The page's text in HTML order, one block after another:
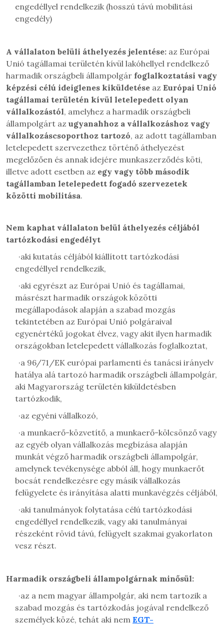
engedéllyel rendelkezik (hosszú távú mobilitási
engedély)
A vállalaton belüli áthelyezés jelentése: az Európai
Unió tagállamai területén kívül lakóhellyel rendelkező
harmadik országbeli állampolgár foglalkoztatási vagy
képzési célú ideiglenes kiküldetése az Európai Unió
tagállamai területén kívül letelepedett olyan
vállalkozástól, amelyhez a harmadik országbeli
állampolgárt az ugyanahhoz a vállalkozáshoz vagy
vállalkozáscsoporthoz tartozó, az adott tagállamban
letelepedett szervezethez történő áthelyezést
megelőzően és annak idejére munkaszerződés köti,
illetve adott esetben az egy vagy több második
tagállamban letelepedett fogadó szervezetek
közötti mobilitása.
Nem kaphat vállalaton belül áthelyezés céljából
tartózkodási engedélyt
·aki kutatás céljából kiállított tartózkodási
engedéllyel rendelkezik,
·aki egyrészt az Európai Unió és tagállamai,
másrészt harmadik országok közötti
megállapodások alapján a szabad mozgás
tekintetében az Európai Unió polgáraival
egyenértékű jogokat élvez, vagy akit ilyen harmadik
országokban letelepedett vállalkozás foglalkoztat,
·a 96/71/EK európai parlamenti és tanácsi irányelv
hatálya alá tartozó harmadik országbeli állampolgár,
aki Magyarország területén kiküldetésben
tartózkodik,
·az egyéni vállalkozó,
·a munkaerő-közvetítő, a munkaerő-kölcsönző vagy
az egyéb olyan vállalkozás megbízása alapján
munkát végző harmadik országbeli állampolgár,
amelynek tevékenysége abból áll, hogy munkaerőt
bocsát rendelkezésre egy másik vállalkozás
felügyelete és irányítása alatti munkavégzés céljából,
·aki tanulmányok folytatása célú tartózkodási
engedéllyel rendelkezik, vagy aki tanulmányai
részeként rövid távú, felügyelt szakmai gyakorlaton
vesz részt.
Harmadik országbeli állampolgárnak minősül:
·az a nem magyar állampolgár, aki nem tartozik a
szabad mozgás és tartózkodás jogával rendelkező
személyek közé, tehát aki nem EGT-